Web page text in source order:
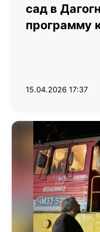
сад в
программу
15.04.2026 17:37